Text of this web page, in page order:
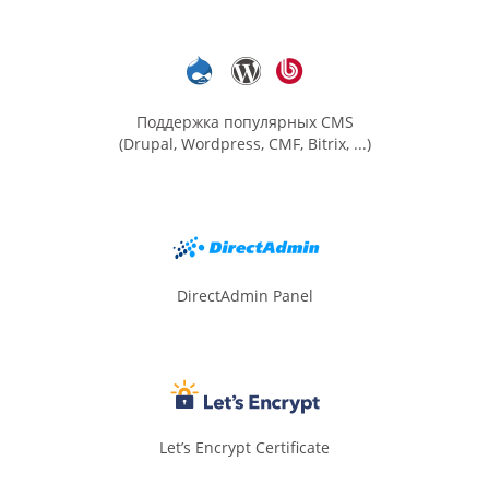
Поддержка популярных CMS
(Drupal, Wordpress, CMF, Bitrix, ...)
DirectAdmin Panel
Let’s Encrypt Certificate